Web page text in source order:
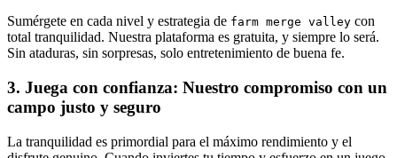
Sumérgete en cada nivel y estrategia de farm merge valley con
total tranquilidad. Nuestra plataforma es gratuita, y siempre lo será.
Sin ataduras, sin sorpresas, solo entretenimiento de buena fe.
3. Juega con confianza: Nuestro compromiso con un
campo justo y seguro
La tranquilidad es primordial para el máximo rendimiento y el